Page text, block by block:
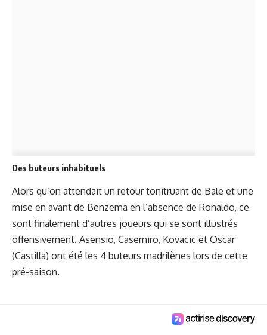
Des buteurs inhabituels
Alors qu’on attendait un retour tonitruant de Bale et une
mise en avant de Benzema en l’absence de Ronaldo, ce
sont finalement d’autres joueurs qui se sont illustrés
offensivement. Asensio, Casemiro, Kovacic et Oscar
(Castilla) ont été les 4 buteurs madrilènes lors de cette
pré-saison.